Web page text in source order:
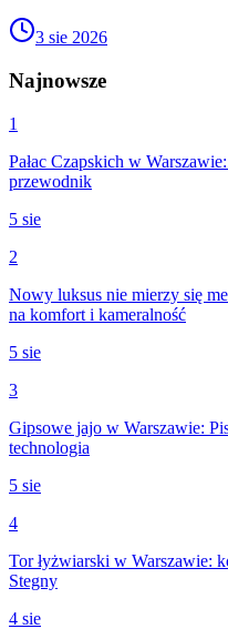
3 sie 2026
Najnowsze
1
Pałac Czapskich w
przewodnik
5 sie
2
Nowy luksus nie mierzy się
na komfort i kameralność
5 sie
3
Gipsowe jajo w Warszawie:
technologia
5 sie
4
Tor łyżwiarski w Warszawie:
Stegny
4 sie